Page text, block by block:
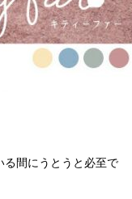
る間にうとうと必至で